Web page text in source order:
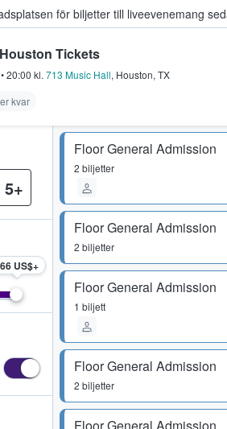
för biljetter till liveevenemang
fans köper och säljer
Houston Tickets
•20:00 kl. 713 Music Hall, Houston, TX
kvar
Floor General Admission
2 biljetter
Floor General Admission
2 biljetter
Floor General Admission
1 biljett
Floor General Admission
2 biljetter
5+
US$